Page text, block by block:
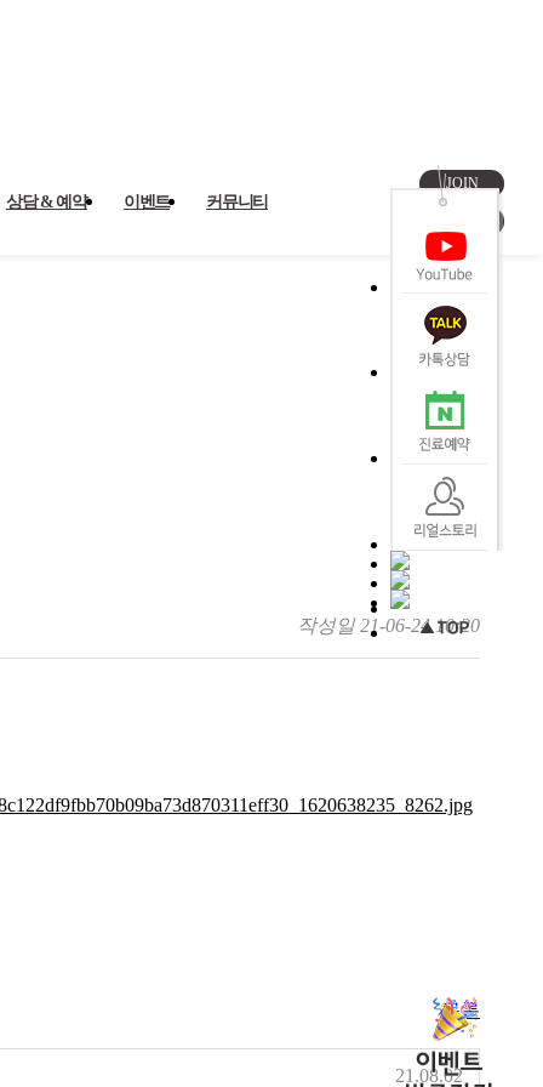
상담 & 예약 이벤트 커뮤니티
JOIN
작성일21-06-24 10:20
목록
21.08.02